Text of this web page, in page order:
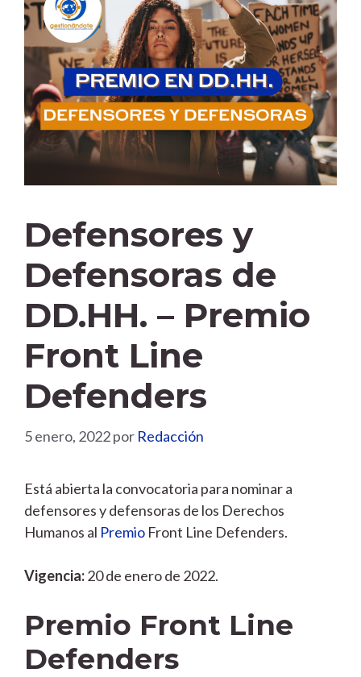
Defensores y
Defensoras de
DD.HH. – Premio
Front Line
Defenders
5 enero, 2022por Redacción
Está abierta la convocatoria para nominar a
defensores y defensoras de los Derechos
Humanos al Premio Front Line Defenders.
Vigencia:20 de enero de 2022.
Premio Front Line
Defenders